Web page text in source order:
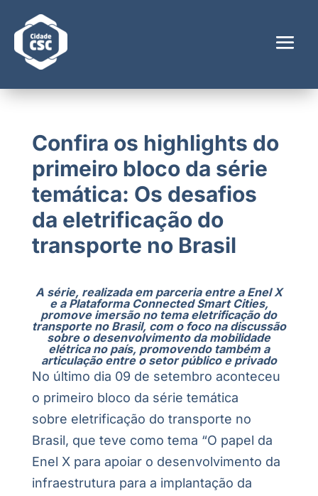
Confira os highlights do
primeiro bloco da série
temática: Os desafios
da eletrificação do
transporte no Brasil
A série, realizada em parceria entre a Enel X
e a Plataforma Connected Smart Cities,
promove imersão no tema eletrificação do
transporte no Brasil, com o foco na discussão
sobre o desenvolvimento da mobilidade
elétrica no país, promovendo também a
articulação entre o setor público e privado
No último dia 09 de setembro aconteceu
o primeiro bloco da série temática
sobre eletrificação do transporte no
Brasil, que teve como tema “O papel da
Enel X para apoiar o desenvolvimento da
infraestrutura para a implantação da